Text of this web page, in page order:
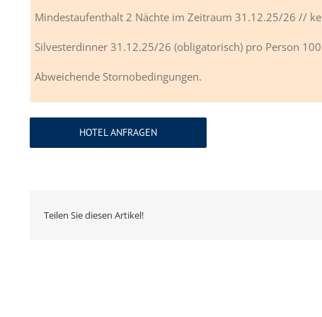
Mindestaufenthalt 2 Nächte im Zeitraum 31.12.25/26 //
Silvesterdinner 31.12.25/26 (obligatorisch) pro Person
Abweichende Stornobedingungen.
HOTEL ANFRAGEN
Teilen Sie diesen Artikel!